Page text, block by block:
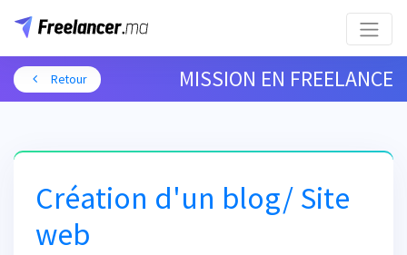
Retour MISSION EN FREELANCE
Création d'un blog/ Site
web